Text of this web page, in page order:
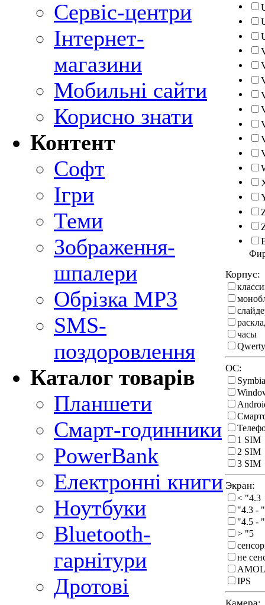
Сервіс-центри
Інтернет-
магазини
Мобильні сайти
Корисно знати
Контент
Софт
Ігри
Теми
Зображення-
шпалери
Обрізка MP3
SMS-
поздоровлення
Каталог товарів
Планшети
Смарт-годинники
PowerBank
Електронні книги
Ноутбуки
Bluetooth-
гарнітури
Дротові
Корпус:
часы
ОС:
1 SIM
2 SIM
3 SIM
Экран:
< "4.3
"4.3 -
"4.5 -
> "5
не
IPS